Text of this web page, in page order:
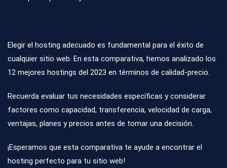
Elegir el hosting adecuado es fundamental para el éxito de
cualquier sitio web. En esta comparativa, hemos analizado los
12 mejores hostings del 2023 en términos de calidad-precio.
Recuerda evaluar tus necesidades específicas y considerar
factores como capacidad, transferencia, velocidad de carga,
ventajas, planes y precios antes de tomar una decisión.
¡Esperamos que esta comparativa te ayude a encontrar el
hosting perfecto para tu sitio web!